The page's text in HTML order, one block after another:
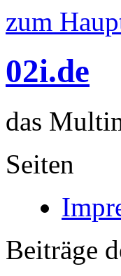
zum
02i.de
das
Seiten
Beiträge